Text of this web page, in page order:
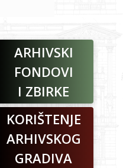
ARHIVSKI
FONDOVI
I ZBIRKE
KORIŠTENJE
ARHIVSKOG
GRADIVA